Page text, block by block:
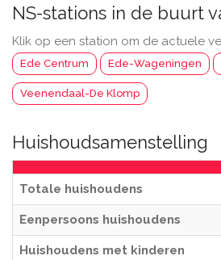
NS-stations in de buurt
Klik op een station om de actuele
Ede Centrum Ede-Wageningen
Veenendaal-De Klomp
Huishoudsamenstelling
Totale huishoudens
Eenpersoons huishoudens
Huishoudens met kinderen